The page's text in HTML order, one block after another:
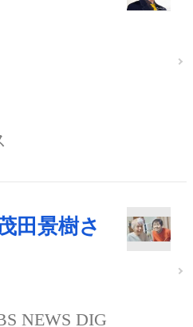
田景樹さ
NEWS DIG